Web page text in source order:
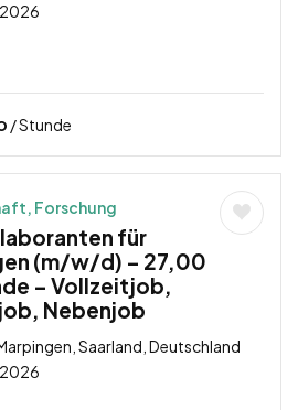
/ Stunde
Forschung
für
(m/w/d) – 27,00
– Vollzeitjob,
Nebenjob
Saarland, Deutschland